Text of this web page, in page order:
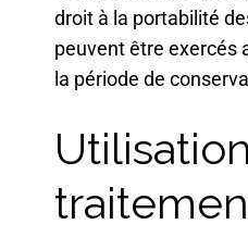
droit à la portabilité
peuvent être exercés
la période de